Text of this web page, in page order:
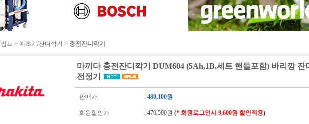
프 > 예초기/잔디깍기 > 충전잔디깍기
마끼다 충전잔디깍기 DUM604 (5Ah,1B,세트 핸들포함) 바리깡 잔
전정기
판매가 : 480,100원
회원할인가 : 470,500원 (* 회원로그인시 9,600원 할인적용)